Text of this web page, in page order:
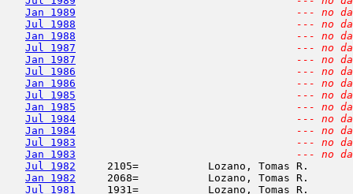
Jan 1989
--- no
Jul 1988
--- no
Jan 1988
--- no
Jul 1987
--- no
Jan 1987
--- no
Jul 1986
--- no
Jan 1986
--- no
Jul 1985
--- no
Jan 1985
--- no
Jul 1984
--- no
Jan 1984
--- no
Jul 1983
--- no
Jan 1983
--- no
Jul 1982
2105=           Lozano,
Jan 1982
2068=           Lozano,
Jul 1981
1931=           Lozano,